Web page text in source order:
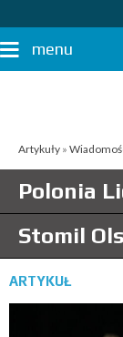
menu
Artykuły »
Polonia
Stomil
ARTYKUŁ